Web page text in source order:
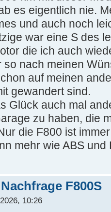
es eigentlich nie.
und auch noch
war eine S des
die ich auch
so nach meinen
auf meinen
gewandert sind.
Glück auch mal
zu haben, die
die F800 ist
mehr wie ABS
F800S
10:26